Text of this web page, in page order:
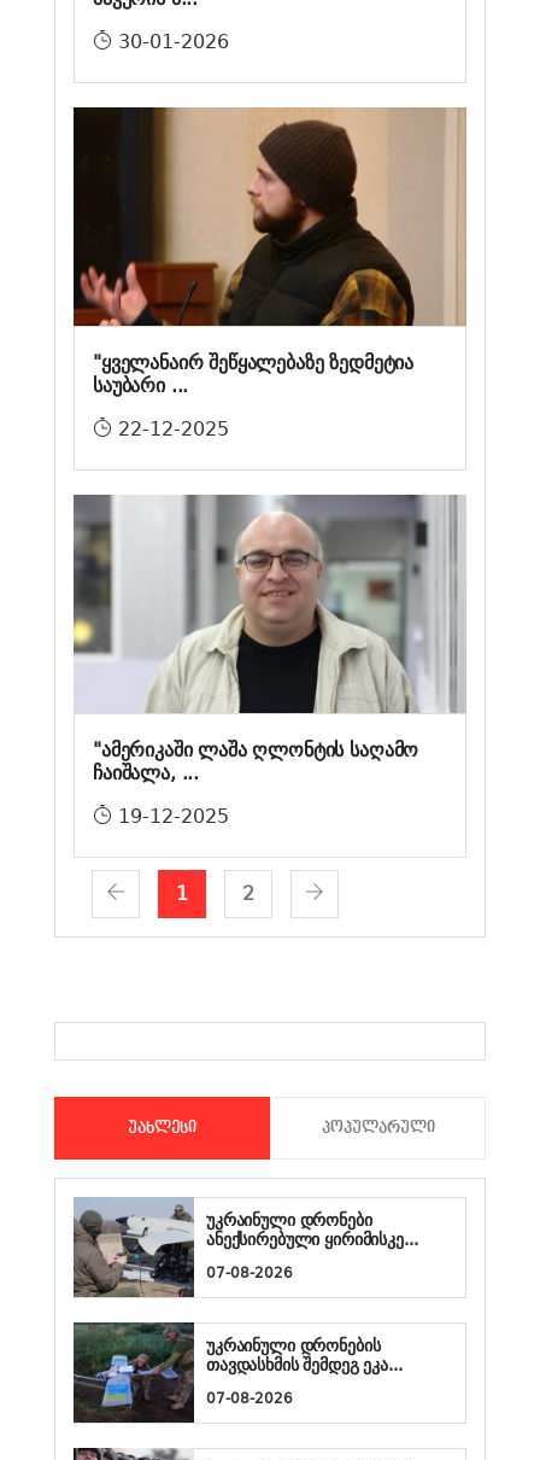
30-01-2026
"ყველანაირ შეწყალებაზე ზედმეტია
საუბარი ...
22-12-2025
"ამერიკაში ლაშა ღლონტის საღამო
ჩაიშალა, ...
19-12-2025
1 2
ᲣᲐᲮᲚᲔᲡᲘ ᲞᲝᲞᲣᲚᲐᲠᲣᲚᲘ
უკრაინული დრონები
ანექსირებული ყირიმისკე...
07-08-2026
უკრაინული დრონების
თავდასხმის შემდეგ ეკა...
07-08-2026